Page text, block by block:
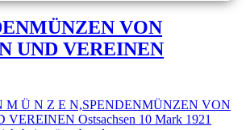
VON
UND VEREINEN